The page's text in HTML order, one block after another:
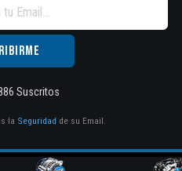
Suscritos
la Seguridad de su Email.